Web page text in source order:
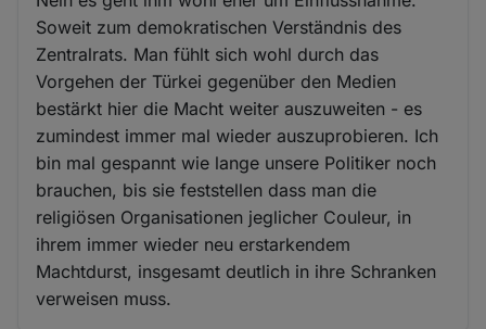
Soweit zum demokratischen Verständnis des
Zentralrats. Man fühlt sich wohl durch das
Vorgehen der Türkei gegenüber den Medien
bestärkt hier die Macht weiter auszuweiten - es
zumindest immer mal wieder auszuprobieren. Ich
bin mal gespannt wie lange unsere Politiker noch
brauchen, bis sie feststellen dass man die
religiösen Organisationen jeglicher Couleur, in
ihrem immer wieder neu erstarkendem
Machtdurst, insgesamt deutlich in ihre Schranken
verweisen muss.